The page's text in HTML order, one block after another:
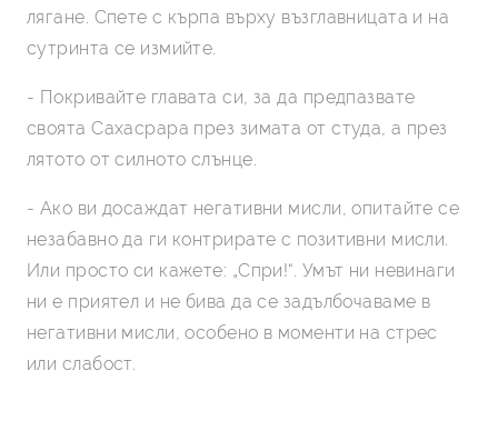
лягане. Спете с кърпа върху възглавницата и на
сутринта се измийте.
- Покривайте главата си, за да предпазвате
своята Сахасрара през зимата от студа, а през
лятото от силното слънце.
- Ако ви досаждат негативни мисли, опитайте се
незабавно да ги контрирате с позитивни мисли.
Или просто си кажете: „Спри!“. Умът ни невинаги
ни е приятел и не бива да се задълбочаваме в
негативни мисли, особено в моменти на стрес
или слабост.